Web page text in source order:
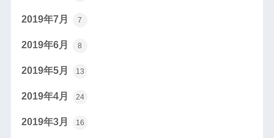
2019年7月 7
2019年6月 8
2019年5月 13
2019年4月 24
2019年3月 16